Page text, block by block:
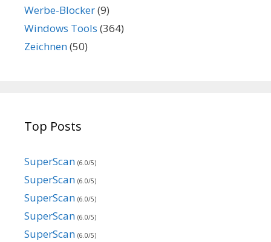
Werbe-Blocker(9)
Windows Tools (364)
Zeichnen(50)
Top Posts
SuperScan (6.0/5)
SuperScan (6.0/5)
SuperScan (6.0/5)
SuperScan (6.0/5)
SuperScan (6.0/5)